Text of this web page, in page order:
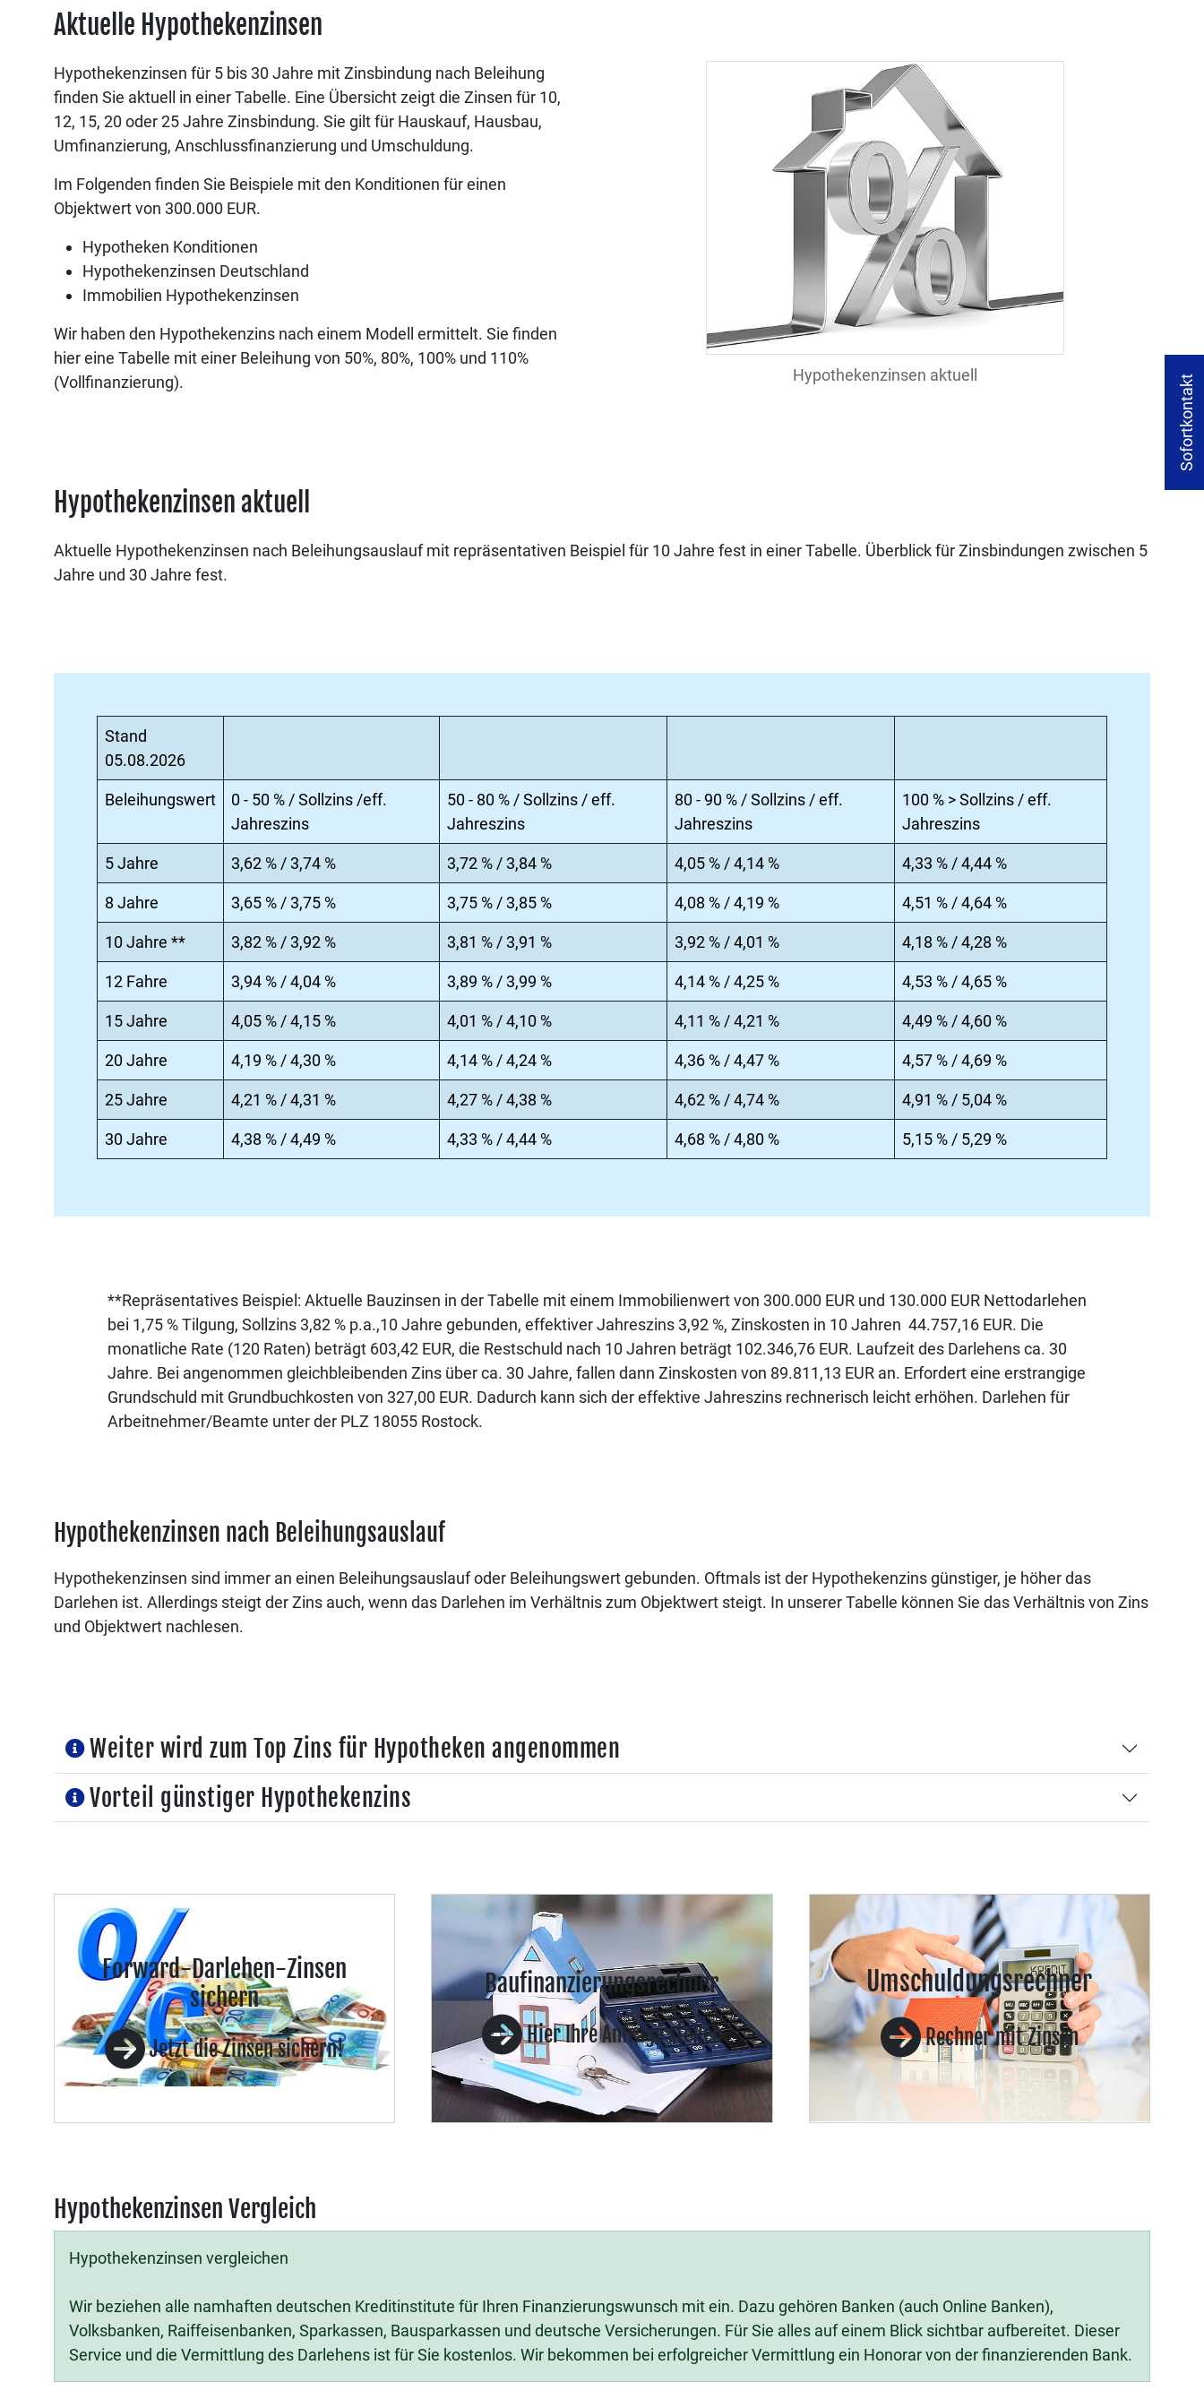
Aktuelle Hypothekenzinsen
Hypothekenzinsen für 5 bis 30 Jahre mit Zinsbindung nach Beleihung
finden Sie aktuell in einer Tabelle. Eine Übersicht zeigt die Zinsen für 10,
12, 15, 20 oder 25 Jahre Zinsbindung. Sie gilt für Hauskauf, Hausbau,
Umfinanzierung, Anschlussfinanzierung und Umschuldung.
Im Folgenden finden Sie Beispiele mit den Konditionen für einen
Objektwert von 300.000 EUR.
Hypotheken Konditionen
Hypothekenzinsen Deutschland
Immobilien Hypothekenzinsen
Wir haben den Hypothekenzins nach einem Modell ermittelt. Sie finden
hier eine Tabelle mit einer Beleihung von 50%, 80%, 100% und 110%
(Vollfinanzierung).
Hypothekenzinsen aktuell
Hypothekenzinsen aktuell
Aktuelle Hypothekenzinsen nach Beleihungsauslauf mit repräsentativen Beispiel für 10 Jahre fest in einer Tabelle. Überblick für Zinsbindungen zwischen 5
Jahre und 30 Jahre fest.
Stand
05.08.2026
Beleihungswert
0 - 50 % / Sollzins /eff.
Jahreszins
50 - 80 % / Sollzins / eff.
Jahreszins
80 - 90 % / Sollzins / eff.
Jahreszins
100 % > Sollzins / eff.
Jahreszins
5 Jahre 3,62 % / 3,74 % 3,72 % / 3,84 % 4,05 % / 4,14 % 4,33 % / 4,44 %
8 Jahre 3,65 % / 3,75 % 3,75 % / 3,85 % 4,08 % / 4,19 % 4,51 % / 4,64 %
10 Jahre ** 3,82 % / 3,92 % 3,81 % / 3,91 % 3,92 % / 4,01 % 4,18 % / 4,28 %
12 Fahre 3,94 % / 4,04 % 3,89 % / 3,99 % 4,14 % / 4,25 % 4,53 % / 4,65 %
15 Jahre 4,05 % / 4,15 % 4,01 % / 4,10 % 4,11 % / 4,21 % 4,49 % / 4,60 %
20 Jahre 4,19 % / 4,30 % 4,14 % / 4,24 % 4,36 % / 4,47 % 4,57 % / 4,69 %
25 Jahre 4,21 % / 4,31 % 4,27 % / 4,38 % 4,62 % / 4,74 % 4,91 % / 5,04 %
30 Jahre 4,38 % / 4,49 % 4,33 % / 4,44 % 4,68 % / 4,80 % 5,15 % / 5,29 %
**Repräsentatives Beispiel: Aktuelle Bauzinsen in der Tabelle mit einem Immobilienwert von 300.000 EUR und 130.000 EUR Nettodarlehen
bei 1,75 % Tilgung, Sollzins 3,82 % p.a.,10 Jahre gebunden, effektiver Jahreszins 3,92 %, Zinskosten in 10 Jahren 44.757,16 EUR. Die
monatliche Rate (120 Raten) beträgt 603,42 EUR, die Restschuld nach 10 Jahren beträgt 102.346,76 EUR. Laufzeit des Darlehens ca. 30
Jahre. Bei angenommen gleichbleibenden Zins über ca. 30 Jahre, fallen dann Zinskosten von 89.811,13 EUR an. Erfordert eine erstrangige
Grundschuld mit Grundbuchkosten von 327,00 EUR. Dadurch kann sich der effektive Jahreszins rechnerisch leicht erhöhen. Darlehen für
Arbeitnehmer/Beamte unter der PLZ 18055 Rostock.
Hypothekenzinsen nach Beleihungsauslauf
Hypothekenzinsen sind immer an einen Beleihungsauslauf oder Beleihungswert gebunden. Oftmals ist der Hypothekenzins günstiger, je höher das
Darlehen ist. Allerdings steigt der Zins auch, wenn das Darlehen im Verhältnis zum Objektwert steigt. In unserer Tabelle können Sie das Verhältnis von Zins
und Objektwert nachlesen.
Weiter wird zum Top Zins für Hypotheken angenommen
Vorteil günstiger Hypothekenzins
Forward-Darlehen-Zinsen
sichern
Jetzt die Zinsen sichern!
Baufinanzierungsrechner
Hier Ihre Anfrage stellen
Umschuldungsrechner
Rechner mit Zinsen
Hypothekenzinsen Vergleich
Hypothekenzinsen vergleichen
Wir beziehen alle namhaften deutschen Kreditinstitute für Ihren Finanzierungswunsch mit ein. Dazu gehören Banken (auch Online Banken),
Volksbanken, Raiffeisenbanken, Sparkassen, Bausparkassen und deutsche Versicherungen. Für Sie alles auf einem Blick sichtbar aufbereitet. Dieser
Service und die Vermittlung des Darlehens ist für Sie kostenlos. Wir bekommen bei erfolgreicher Vermittlung ein Honorar von der finanzierenden Bank.
Sofortkontakt